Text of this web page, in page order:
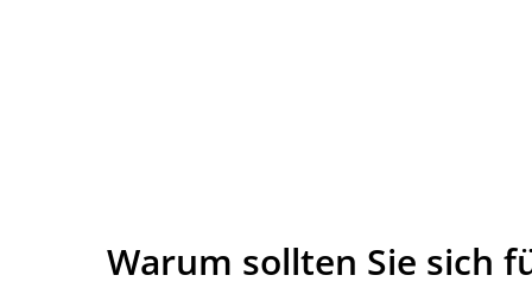
Warum sollten Sie sich